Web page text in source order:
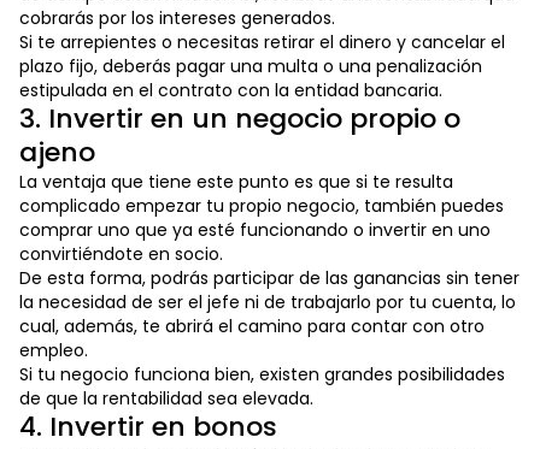
cobrarás por los intereses generados.
Si te arrepientes o necesitas retirar el dinero y cancelar el
plazo fijo, deberás pagar una multa o una penalización
estipulada en el contrato con la entidad bancaria.
3. Invertir en un negocio propio o
ajeno
La ventaja que tiene este punto es que si te resulta
complicado empezar tu propio negocio, también puedes
comprar uno que ya esté funcionando o invertir en uno
convirtiéndote en socio.
De esta forma, podrás participar de las ganancias sin tener
la necesidad de ser el jefe ni de trabajarlo por tu cuenta, lo
cual, además, te abrirá el camino para contar con otro
empleo.
Si tu negocio funciona bien, existen grandes posibilidades
de que la rentabilidad sea elevada.
4. Invertir en bonos